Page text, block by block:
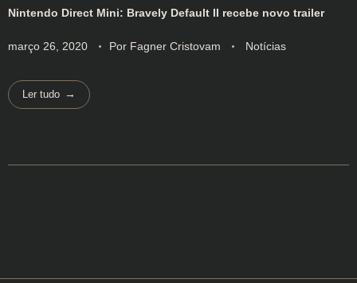
Nintendo Direct Mini: Bravely Default II recebe novo trailer
março 26, 2020 Por Fagner Cristovam Notícias
Ler tudo